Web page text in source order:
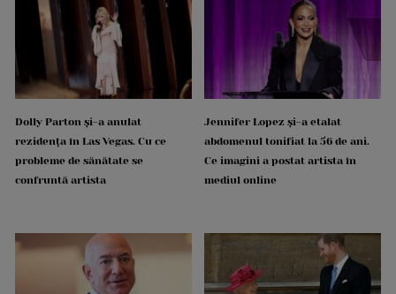
Dolly Parton și-a anulat
rezidența în Las Vegas. Cu ce
probleme de sănătate se
confruntă artista
Jennifer Lopez și-a etalat
abdomenul tonifiat la 56 de ani.
Ce imagini a postat artista în
mediul online